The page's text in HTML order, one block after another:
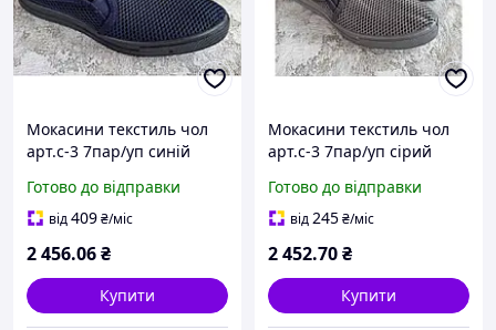
Мокасини текстиль чол
арт.с-3 7пар/уп синій
Готово до відправки
від409₴/міс
2 456.06₴
Купити
Мокасини текстиль чол
арт.с-3 7пар/уп сірий
Готово до відправки
від245₴/міс
2 452.70₴
Купити